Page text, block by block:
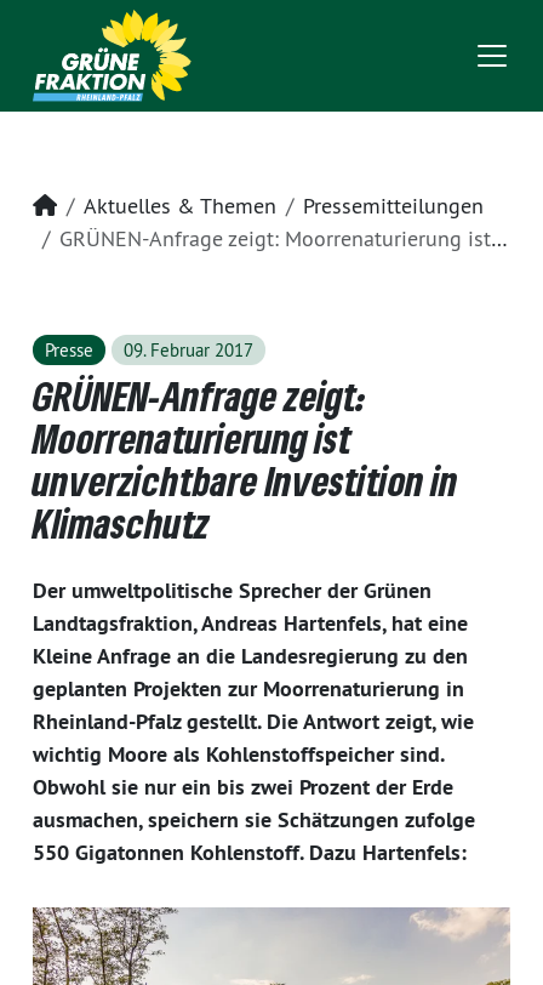
Startseite
Aktuelles & Themen
Pressemitteilungen
GRÜNEN-Anfrage zeigt: Moorrenaturierung ist unverzichtbare Investition in Klimaschutz
Presse 09. Februar 2017
GRÜNEN-Anfrage zeigt:
Moorrenaturierung ist
unverzichtbare Investition in
Klimaschutz
Der umweltpolitische Sprecher der Grünen
Landtagsfraktion, Andreas Hartenfels, hat eine
Kleine Anfrage an die Landesregierung zu den
geplanten Projekten zur Moorrenaturierung in
Rheinland-Pfalz gestellt. Die Antwort zeigt, wie
wichtig Moore als Kohlenstoffspeicher sind.
Obwohl sie nur ein bis zwei Prozent der Erde
ausmachen, speichern sie Schätzungen zufolge
550 Gigatonnen Kohlenstoff. Dazu Hartenfels: